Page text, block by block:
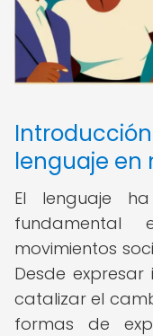
lenguaje en
El lenguaje
movimientos
Desde
catalizar el
formas de